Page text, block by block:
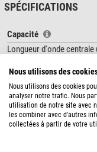
sous un ciel Bortle 9/8/
filtres optimisés CMOS
un contraste accru
des revêtements
rétroréflexion de
conditions les plus
FWHM soigneusement
permettre des
SPÉCIFICATIONS
Capacité
Longueur d'onde centrale
monture
Matériau de la monture
Traitement de l'optique
Connexion (au téléscope)
Approprié pour...
Nous utilisons des
Nous utilisons des cookies
analyser notre trafic. Nous
utilisation de notre site avec
les combiner avec d'autres
collectées à partir de votre